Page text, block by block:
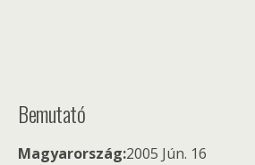
Bemutató
Magyarország:2005 Jún. 16